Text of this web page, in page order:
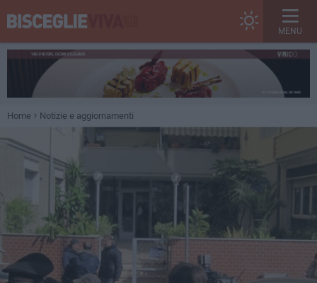
MENU
Home Notizie e aggiornamenti